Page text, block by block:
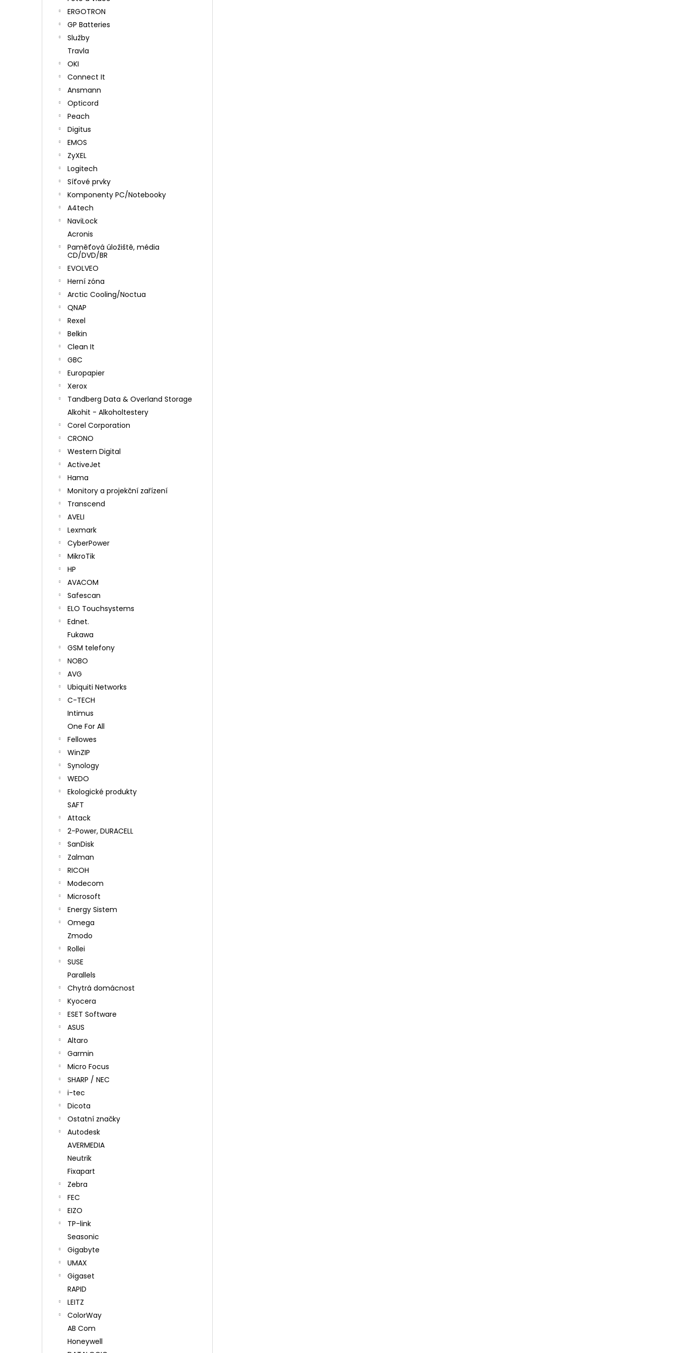
ERGOTRON
GP Batteries
Služby
Travla
OKI
Connect It
Ansmann
Opticord
Peach
Digitus
EMOS
ZyXEL
Logitech
Síťové prvky
Komponenty PC/Notebooky
A4tech
NaviLock
Acronis
Paměťová úložiště, média
CD/DVD/BR
EVOLVEO
Herní zóna
Arctic Cooling/Noctua
QNAP
Rexel
Belkin
Clean It
GBC
Europapier
Xerox
Tandberg Data & Overland Storage
Alkohit - Alkoholtestery
Corel Corporation
CRONO
Western Digital
ActiveJet
Hama
Monitory a projekční zařízení
Transcend
AVELI
Lexmark
CyberPower
MikroTik
HP
AVACOM
Safescan
ELO Touchsystems
Ednet.
Fukawa
GSM telefony
NOBO
AVG
Ubiquiti Networks
C-TECH
Intimus
One For All
Fellowes
WinZIP
Synology
WEDO
Ekologické produkty
SAFT
Attack
2-Power, DURACELL
SanDisk
Zalman
RICOH
Modecom
Microsoft
Energy Sistem
Omega
Zmodo
Rollei
SUSE
Parallels
Chytrá domácnost
Kyocera
ESET Software
ASUS
Altaro
Garmin
Micro Focus
SHARP / NEC
i-tec
Dicota
Ostatní značky
Autodesk
AVERMEDIA
Neutrik
Fixapart
Zebra
FEC
EIZO
TP-link
Seasonic
Gigabyte
UMAX
Gigaset
RAPID
LEITZ
ColorWay
AB Com
Honeywell